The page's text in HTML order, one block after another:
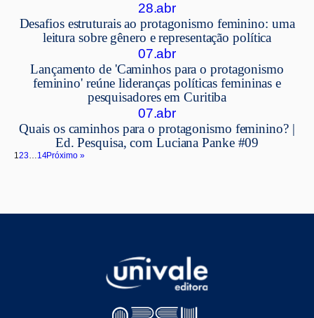
28.abr
Desafios estruturais ao protagonismo feminino: uma
leitura sobre gênero e representação política
07.abr
Lançamento de 'Caminhos para o protagonismo
feminino' reúne lideranças políticas femininas e
pesquisadores em Curitiba
07.abr
Quais os caminhos para o protagonismo feminino? |
Ed. Pesquisa, com Luciana Panke #09
123…14Próximo »